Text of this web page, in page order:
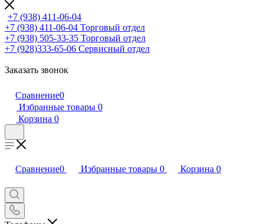
+7 (938) 411-06-04
+7 (938) 411-06-04 Торговый отдел
+7 (938) 505-33-35 Торговый отдел
+7 (928)333-65-06 Сервисный отдел
Заказать звонок
Сравнение0
Избранные товары 0
Корзина 0
Сравнение0 Избранные товары 0 Корзина 0